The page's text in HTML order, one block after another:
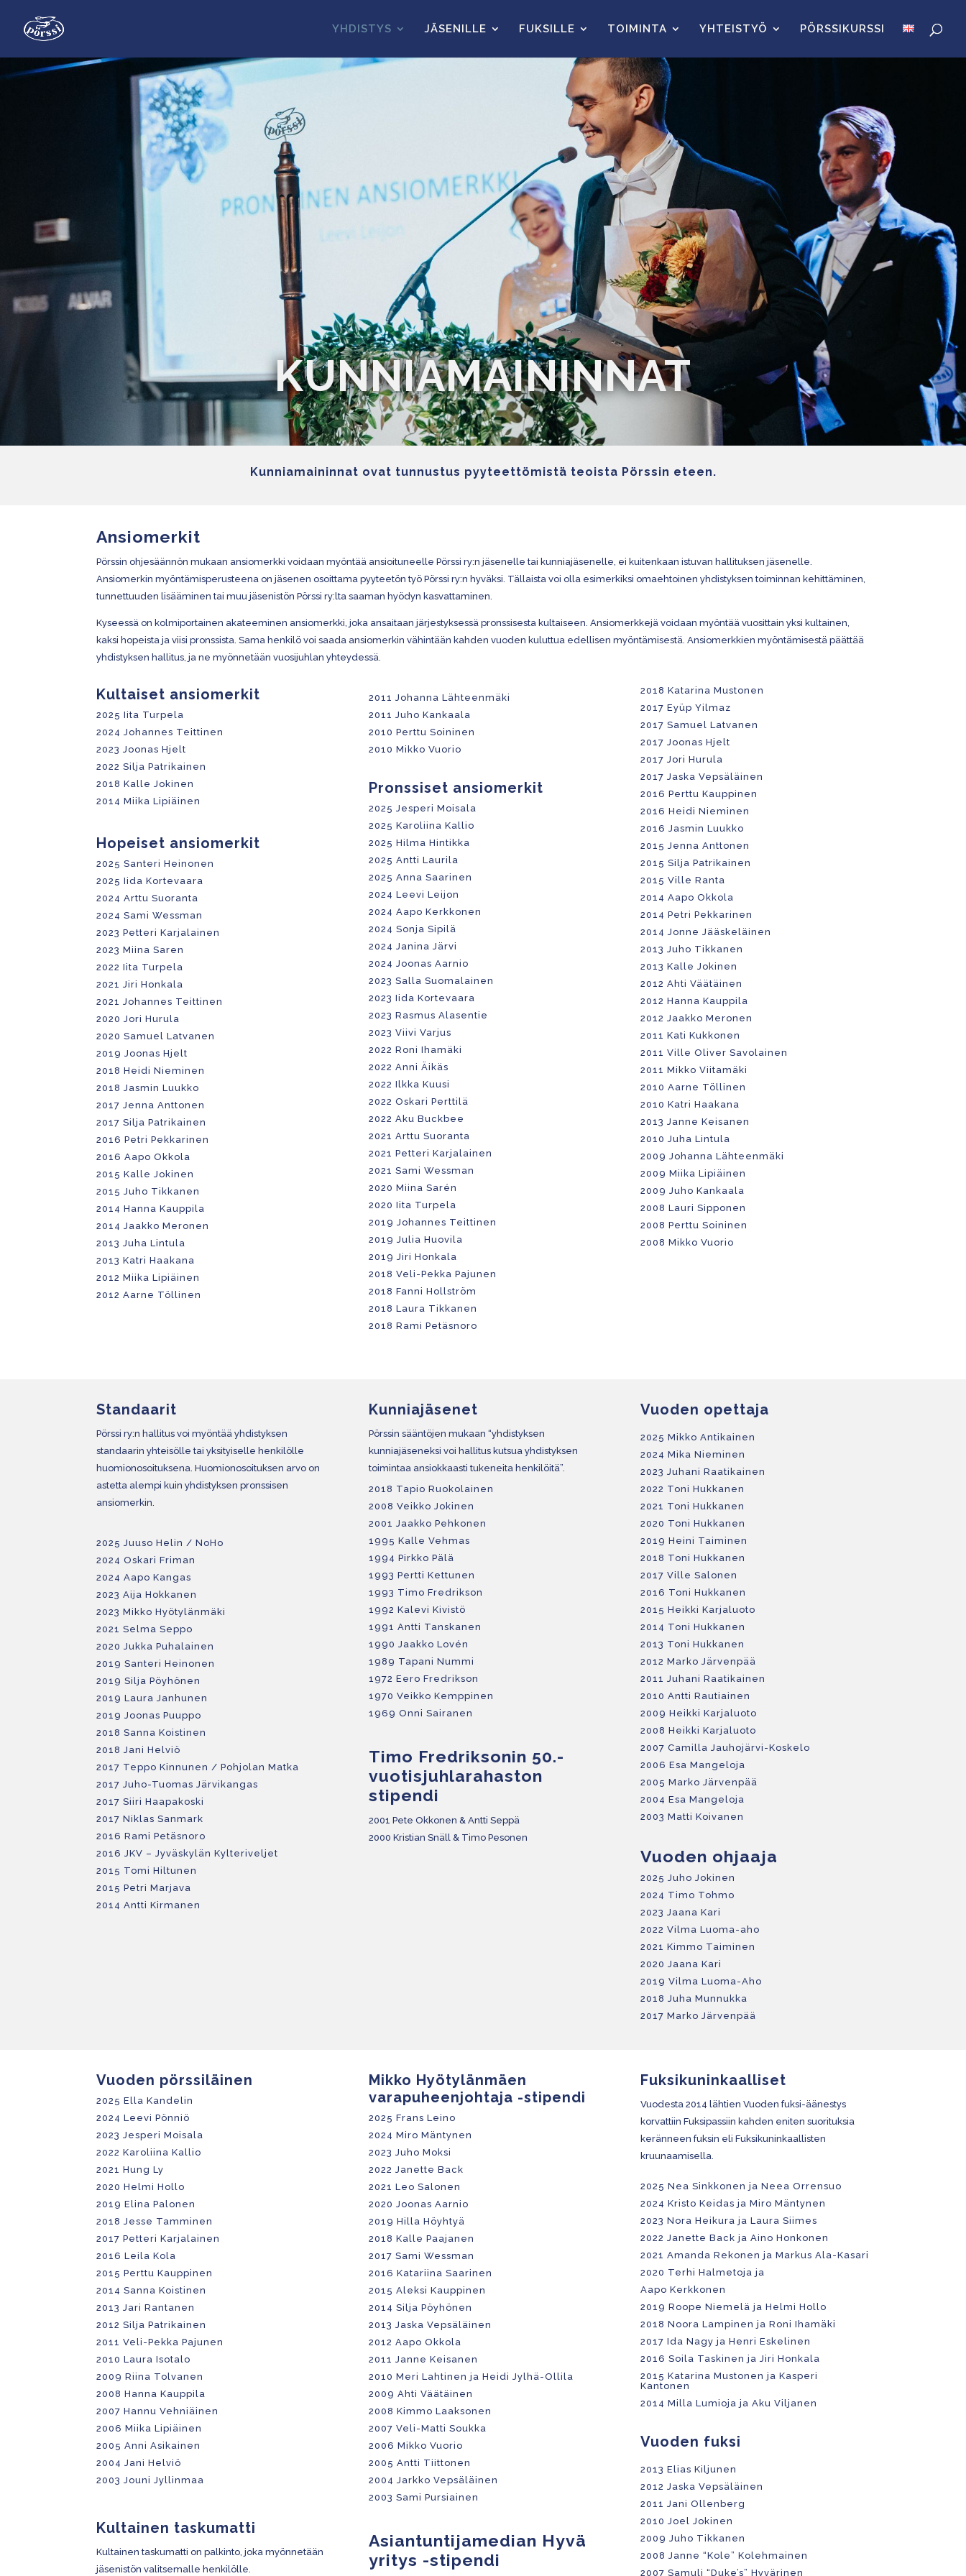
YHDISTYS JÄSENILLE FUKSILLE TOIMINTA YHTEISTYÖ PÖRSSIKURSSI
KUNNIAMAININNAT
Kunniamaininnat ovat tunnustus pyyteettömistä teoista Pörssin eteen.
Ansiomerkit
Pörssin ohjesäännön mukaan ansiomerkki voidaan myöntää ansioituneelle Pörssi ry:n jäsenelle tai kunniajäsenelle, ei kuitenkaan istuvan hallituksen jäsenelle.
Ansiomerkin myöntämisperusteena on jäsenen osoittama pyyteetön työ Pörssi ry:n hyväksi. Tällaista voi olla esimerkiksi omaehtoinen yhdistyksen toiminnan kehittäminen,
tunnettuuden lisääminen tai muu jäsenistön Pörssi ry:lta saaman hyödyn kasvattaminen.
Kyseessä on kolmiportainen akateeminen ansiomerkki, joka ansaitaan järjestyksessä pronssisesta kultaiseen. Ansiomerkkejä voidaan myöntää vuosittain yksi kultainen,
kaksi hopeista ja viisi pronssista. Sama henkilö voi saada ansiomerkin vähintään kahden vuoden kuluttua edellisen myöntämisestä. Ansiomerkkien myöntämisestä päättää
yhdistyksen hallitus, ja ne myönnetään vuosijuhlan yhteydessä.
Kultaiset ansiomerkit
2025 Iita Turpela
2024 Johannes Teittinen
2023Joonas Hjelt
2022Silja Patrikainen
2018 Kalle Jokinen
2014 Miika Lipiäinen
Hopeiset ansiomerkit
2025 Santeri Heinonen
2025 Iida Kortevaara
2024 Arttu Suoranta
2024 Sami Wessman
2023 Petteri Karjalainen
2023 Miina Saren
2022Iita Turpela
2021 Jiri Honkala
2021 Johannes Teittinen
2020 Jori Hurula
2020 Samuel Latvanen
2019 Joonas Hjelt
2018 Heidi Nieminen
2018 Jasmin Luukko
2017 Jenna Anttonen
2017 Silja Patrikainen
2016 Petri Pekkarinen
2016 Aapo Okkola
2015 Kalle Jokinen
2015 Juho Tikkanen
2014 Hanna Kauppila
2014 Jaakko Meronen
2013 Juha Lintula
2013 Katri Haakana
2012 Miika Lipiäinen
2012 Aarne Töllinen
2011 Johanna Lähteenmäki
2011 Juho Kankaala
2010 Perttu Soininen
2010 Mikko Vuorio
Pronssiset ansiomerkit
2025 Jesperi Moisala
2025 Karoliina Kallio
2025 Hilma Hintikka
2025 Antti Laurila
2025 Anna Saarinen
2024 Leevi Leijon
2024 Aapo Kerkkonen
2024 Sonja Sipilä
2024 Janina Järvi
2024 Joonas Aarnio
2023 Salla Suomalainen
2023 Iida Kortevaara
2023 Rasmus Alasentie
2023 Viivi Varjus
2022 Roni Ihamäki
2022 Anni Äikäs
2022 Ilkka Kuusi
2022 Oskari Perttilä
2022 Aku Buckbee
2021 Arttu Suoranta
2021 Petteri Karjalainen
2021 Sami Wessman
2020 Miina Sarén
2020 Iita Turpela
2019 Johannes Teittinen
2019 Julia Huovila
2019 Jiri Honkala
2018 Veli-Pekka Pajunen
2018 Fanni Hollström
2018 Laura Tikkanen
2018 Rami Petäsnoro
2018 Katarina Mustonen
2017 Eyüp Yilmaz
2017 Samuel Latvanen
2017 Joonas Hjelt
2017 Jori Hurula
2017 Jaska Vepsäläinen
2016 Perttu Kauppinen
2016 Heidi Nieminen
2016 Jasmin Luukko
2015 Jenna Anttonen
2015 Silja Patrikainen
2015 Ville Ranta
2014 Aapo Okkola
2014 Petri Pekkarinen
2014 Jonne Jääskeläinen
2013 Juho Tikkanen
2013 Kalle Jokinen
2012 Ahti Väätäinen
2012 Hanna Kauppila
2012 Jaakko Meronen
2011 Kati Kukkonen
2011 Ville Oliver Savolainen
2011 Mikko Viitamäki
2010 Aarne Töllinen
2010 Katri Haakana
2013 Janne Keisanen
2010 Juha Lintula
2009 Johanna Lähteenmäki
2009 Miika Lipiäinen
2009 Juho Kankaala
2008 Lauri Sipponen
2008 Perttu Soininen
2008 Mikko Vuorio
Standaarit
Pörssi ry:n hallitus voi myöntää yhdistyksen
standaarin yhteisölle tai yksityiselle henkilölle
huomionosoituksena. Huomionosoituksen arvo on
astetta alempi kuin yhdistyksen pronssisen
ansiomerkin.
2025 Juuso Helin / NoHo
2024 Oskari Friman
2024 Aapo Kangas
2023 Aija Hokkanen
2023 Mikko Hyötylänmäki
2021 Selma Seppo
2020 Jukka Puhalainen
2019 Santeri Heinonen
2019 Silja Pöyhönen
2019 Laura Janhunen
2019 Joonas Puuppo
2018 Sanna Koistinen
2018 Jani Helviö
2017 Teppo Kinnunen / Pohjolan Matka
2017 Juho-Tuomas Järvikangas
2017 Siiri Haapakoski
2017 Niklas Sanmark
2016 Rami Petäsnoro
2016 JKV – Jyväskylän Kylteriveljet
2015 Tomi Hiltunen
2015 Petri Marjava
2014 Antti Kirmanen
Kunniajäsenet
Pörssin sääntöjen mukaan “yhdistyksen
kunniajäseneksi voi hallitus kutsua yhdistyksen
toimintaa ansiokkaasti tukeneita henkilöitä”.
2018 Tapio Ruokolainen
2008 Veikko Jokinen
2001 Jaakko Pehkonen
1995 Kalle Vehmas
1994 Pirkko Pälä
1993 Pertti Kettunen
1993 Timo Fredrikson
1992 Kalevi Kivistö
1991 Antti Tanskanen
1990 Jaakko Lovén
1989 Tapani Nummi
1972 Eero Fredrikson
1970 Veikko Kemppinen
1969 Onni Sairanen
Timo Fredriksonin 50.-
vuotisjuhlarahaston
stipendi
2001 Pete Okkonen & Antti Seppä
2000 Kristian Snäll & Timo Pesonen
Vuoden opettaja
2025 Mikko Antikainen
2024 Mika Nieminen
2023 Juhani Raatikainen
2022 Toni Hukkanen
2021 Toni Hukkanen
2020 Toni Hukkanen
2019 Heini Taiminen
2018 Toni Hukkanen
2017 Ville Salonen
2016 Toni Hukkanen
2015 Heikki Karjaluoto
2014 Toni Hukkanen
2013 Toni Hukkanen
2012 Marko Järvenpää
2011 Juhani Raatikainen
2010 Antti Rautiainen
2009 Heikki Karjaluoto
2008 Heikki Karjaluoto
2007 Camilla Jauhojärvi-Koskelo
2006 Esa Mangeloja
2005 Marko Järvenpää
2004 Esa Mangeloja
2003 Matti Koivanen
Vuoden ohjaaja
2025 Juho Jokinen
2024 Timo Tohmo
2023 Jaana Kari
2022 Vilma Luoma-aho
2021 Kimmo Taiminen
2020 Jaana Kari
2019 Vilma Luoma-Aho
2018 Juha Munnukka
2017 Marko Järvenpää
Vuoden pörssiläinen
2025 Ella Kandelin
2024 Leevi Pönniö
2023 Jesperi Moisala
2022Karoliina Kallio
2021 Hung Ly
2020 Helmi Hollo
2019 Elina Palonen
2018 Jesse Tamminen
2017 Petteri Karjalainen
2016 Leila Kola
2015 Perttu Kauppinen
2014 Sanna Koistinen
2013 Jari Rantanen
2012 Silja Patrikainen
2011 Veli-Pekka Pajunen
2010 Laura Isotalo
2009 Riina Tolvanen
2008 Hanna Kauppila
2007 Hannu Vehniäinen
2006 Miika Lipiäinen
2005 Anni Asikainen
2004 Jani Helviö
2003 Jouni Jyllinmaa
Kultainen taskumatti
Kultainen taskumatti on palkinto, joka myönnetään
jäsenistön valitsemalle henkilölle.
Mikko Hyötylänmäen
varapuheenjohtaja -stipendi
2025 Frans Leino
2024 Miro Mäntynen
2023 Juho Moksi
2022 Janette Back
2021 Leo Salonen
2020 Joonas Aarnio
2019 Hilla Höyhtyä
2018 Kalle Paajanen
2017 Sami Wessman
2016 Katariina Saarinen
2015 Aleksi Kauppinen
2014 Silja Pöyhönen
2013 Jaska Vepsäläinen
2012 Aapo Okkola
2011 Janne Keisanen
2010 Meri Lahtinen ja Heidi Jylhä-Ollila
2009 Ahti Väätäinen
2008 Kimmo Laaksonen
2007 Veli-Matti Soukka
2006 Mikko Vuorio
2005 Antti Tiittonen
2004 Jarkko Vepsäläinen
2003 Sami Pursiainen
Asiantuntijamedian Hyvä
yritys -stipendi
Fuksikuninkaalliset
Vuodesta 2014 lähtien Vuoden fuksi-äänestys
korvattiin Fuksipassiin kahden eniten suorituksia
keränneen fuksin eli Fuksikuninkaallisten
kruunaamisella.
2025 Nea Sinkkonen ja Neea Orrensuo
2024 Kristo Keidas ja Miro Mäntynen
2023 Nora Heikura ja Laura Siimes
2022 Janette Back ja Aino Honkonen
2021 Amanda Rekonen ja Markus Ala-Kasari
2020 Terhi Halmetoja ja
Aapo Kerkkonen
2019 Roope Niemelä ja Helmi Hollo
2018 Noora Lampinen ja Roni Ihamäki
2017 Ida Nagy ja Henri Eskelinen
2016 Soila Taskinen ja Jiri Honkala
2015 Katarina Mustonen ja Kasperi
Kantonen
2014 Milla Lumioja ja Aku Viljanen
Vuoden fuksi
2013 Elias Kiljunen
2012 Jaska Vepsäläinen
2011 Jani Ollenberg
2010 Joel Jokinen
2009 Juho Tikkanen
2008 Janne “Kole” Kolehmainen
2007 Samuli “Duke’s” Hyvärinen